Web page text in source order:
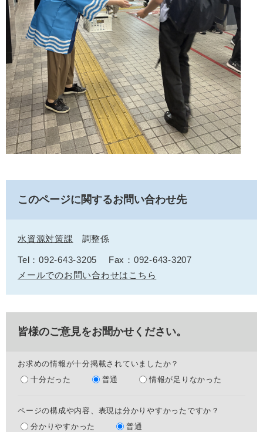
このページに関するお問い合わせ先
水資源対策課 調整係
Tel：092-643-3205
Fax：092-643-3207
メールでのお問い合わせはこちら
皆様のご意見をお聞かせください。
お求めの情報が十分掲載されていましたか？
十分だった
普通 情報が足りなかった
ページの構成や内容、表現は分かりやすかったですか？
分かりやすかった
普通